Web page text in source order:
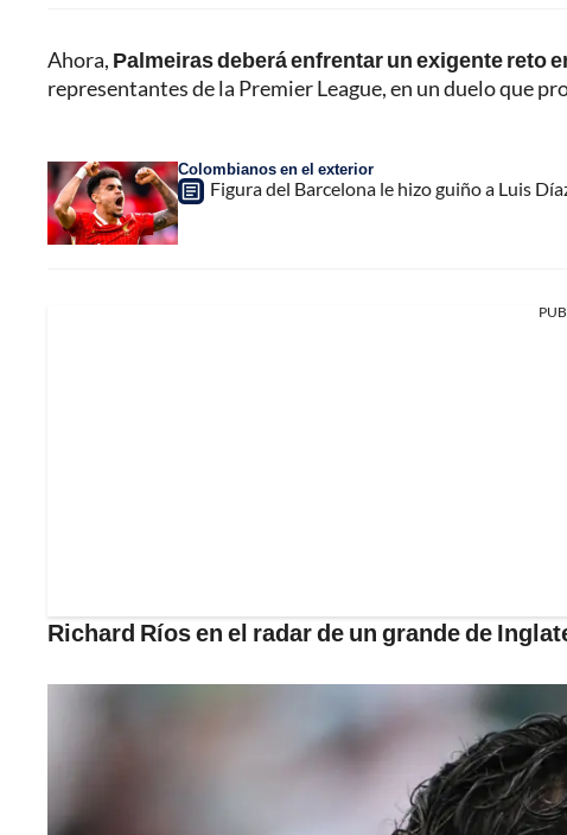
Ahora, Palmeiras deberá enfrentar un exigente reto
representantes de la Premier League, en un duelo que
Colombianos en el exterior
Figura del Barcelona le hizo guiño a Luis
Richard Ríos en el radar de un grande de